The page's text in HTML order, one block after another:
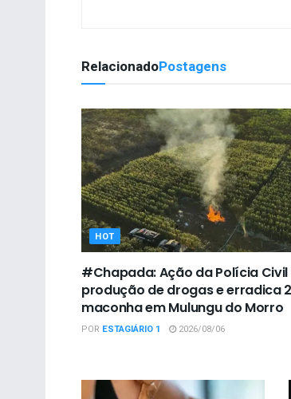
RelacionadoPostagens
HOT
#Chapada: Ação da Polícia
produção de drogas e erradica
maconha em Mulungu do Morro
POR ESTAGIÁRIO 1 2026/08/06